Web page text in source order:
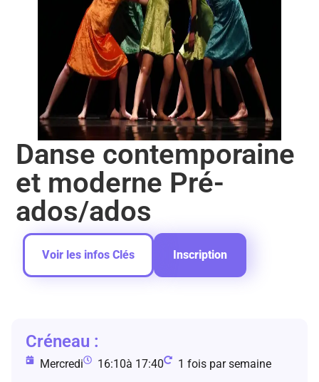
Danse contemporaine
et moderne Pré-
ados/ados
Inscription
Voir les infos Clés
Créneau :
Mercredi 16:10à 17:40 1 fois par semaine